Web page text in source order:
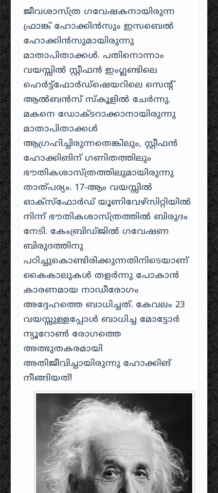
ജീവശാസ്ത്ര ഗവേഷകനായിരുന്ന
ഫ്രാങ്ക് ഹോക്കിൻസും ഇസബെൽ
ഹോക്കിൻസുമായിരുന്നു
മാതാപിതാക്കൾ. പതിനൊന്നാം
വയസ്സിൽ ‍സ്റ്റീഫൻ ഇംഗ്ലണ്ടിലെ
ഹെർട്ട്ഫോർഡ്ഷെയറിലെ സെന്റ്
ആൽബൻസ് സ്കൂളിൽ ചേർന്നു.
മകനെ ഡോക്ടറാക്കാനായിരുന്നു
മാതാപിതാക്കൾ
ആഗ്രഹിച്ചിരുന്നതെങ്കിലും, സ്റ്റീഫൻ
ഹോക്കിങിന്‌ ഗണിതത്തിലും
ഭൗതികശാസ്ത്രത്തിലുമായിരുന്നു
താത്പര്യം. 17-ആം വയസ്സിൽ
ഓക്സ്ഫോർഡ് യൂണിവേഴ്സിറ്റിയിൽ
നിന്ന് ഭൗതികശാസ്ത്രത്തിൽ ബിരുദം
നേടി. കേംബ്രിഡ്ജിൽ ഗവേഷണ
ബിരുദത്തിനു
പഠിച്ചുകൊണ്ടിരിക്കുന്നതിനിടെയാണ്‌
കൈകാലുകൾ തളർന്നു പോകാൻ
കാരണമായ നാഡീരോഗം
അദ്ദേഹത്തെ ബാധിച്ചത്. കേവലം 23
വയസ്സുള്ളപ്പോള്‍ ബാധിച്ച മോട്ടോര്‍
ന്യൂറോണ്‍ രോഗത്തെ
അത്ഭുതകരമായി
അതിജീവിച്ചായിരുന്നു ഹോക്കിങ്
നീങ്ങിയത്!